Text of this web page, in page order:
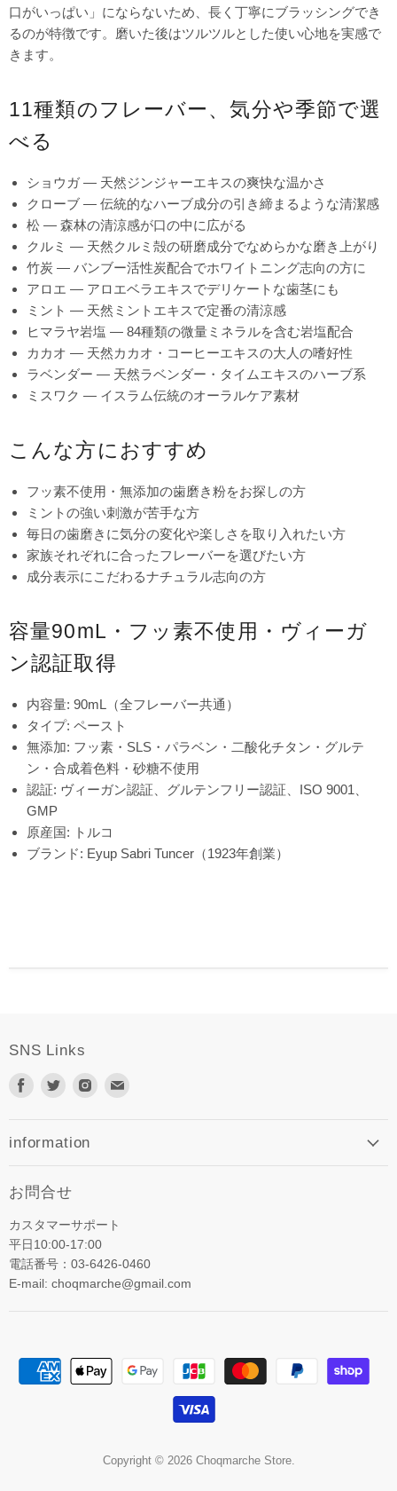
口がいっぱい」にならないため、長く丁寧にブラッシングでき
るのが特徴です。磨いた後はツルツルとした使い心地を実感で
きます。
11種類のフレーバー、気分や季節で選
べる
ショウガ — 天然ジンジャーエキスの爽快な温かさ
クローブ — 伝統的なハーブ成分の引き締まるような清潔感
松 — 森林の清涼感が口の中に広がる
クルミ — 天然クルミ殻の研磨成分でなめらかな磨き上がり
竹炭 — バンブー活性炭配合でホワイトニング志向の方に
アロエ — アロエベラエキスでデリケートな歯茎にも
ミント — 天然ミントエキスで定番の清涼感
ヒマラヤ岩塩 — 84種類の微量ミネラルを含む岩塩配合
カカオ — 天然カカオ・コーヒーエキスの大人の嗜好性
ラベンダー — 天然ラベンダー・タイムエキスのハーブ系
ミスワク — イスラム伝統のオーラルケア素材
こんな方におすすめ
フッ素不使用・無添加の歯磨き粉をお探しの方
ミントの強い刺激が苦手な方
毎日の歯磨きに気分の変化や楽しさを取り入れたい方
家族それぞれに合ったフレーバーを選びたい方
成分表示にこだわるナチュラル志向の方
容量90mL・フッ素不使用・ヴィーガ
ン認証取得
内容量: 90mL（全フレーバー共通）
タイプ: ペースト
無添加: フッ素・SLS・パラベン・二酸化チタン・グルテ
ン・合成着色料・砂糖不使用
認証: ヴィーガン認証、グルテンフリー認証、ISO 9001、
GMP
原産国: トルコ
ブランド: Eyup Sabri Tuncer（1923年創業）
SNS Links
Facebook
つ
く
だ
さ
い
Twitter
つ
く
だ
さ
い
Instagram
さ
い
く
だ
information
お問合せ
カスタマーサポート
平日10:00-17:00
電話番号：03-6426-0460
E-mail: choqmarche@gmail.com
Copyright © 2026 Choqmarche Store.